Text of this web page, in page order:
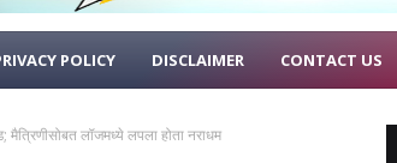
POLICY DISCLAIMER CONTACT US
लॉजमध्ये लपला होता नराधम